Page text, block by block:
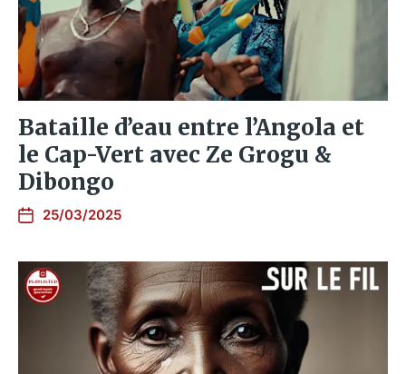
Bataille d’eau entre l’Angola et
le Cap-Vert avec Ze Grogu &
Dibongo
25/03/2025